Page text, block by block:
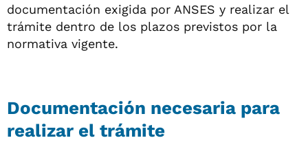
documentación exigida por ANSES y realizar el
trámite dentro de los plazos previstos por la
normativa vigente.
Documentación necesaria para
realizar el trámite